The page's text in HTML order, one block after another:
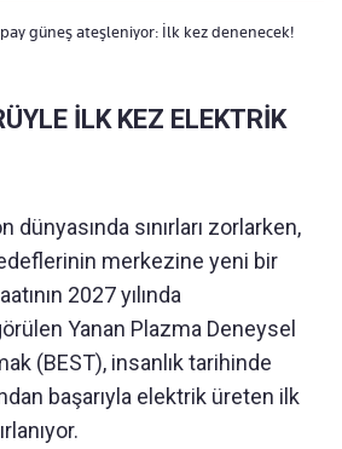
güneş ateşleniyor: İlk kez denenecek!
İLK KEZ ELEKTRİK
sınırları zorlarken,
merkezine yeni bir
2027 yılında
Yanan Plazma Deneysel
(BEST), insanlık tarihinde
başarıyla elektrik üreten ilk